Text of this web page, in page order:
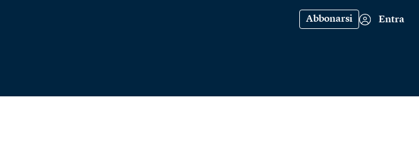
Abbonarsi Entra